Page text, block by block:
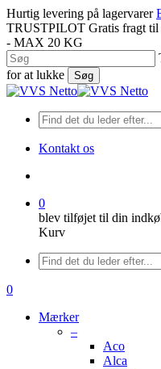
Spring
til
hovedindhold
Hurtig levering på lagervarer
TRUSTPILOT Gratis fragt
- MAX 20 KG
for at lukke
Søg
Luk
Kontakt os
0
blev tilføjet til din
Kurv
Menu
søge
0
Mærker
–
Aco
Alca